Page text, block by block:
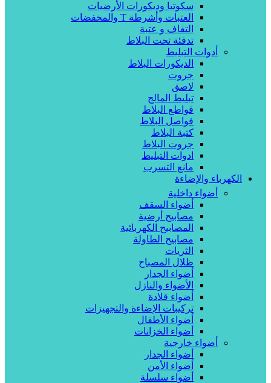
سكوتيا وديكورات الأرضيات
العتبات وأشرطة T والمخفضات
التفاف و عتبة
تدفئة تحت البلاط
أدوات التبليط
الديكورات البلاط
جروت
لاصق
تبليط المالج
قواطع البلاط
فواصل البلاط
كتبة البلاط
جروت البلاط
ادوات التبليط
مانع التسرب
الكهرباء والإضاءة
أضواء داخلية
أضواء السقف
مصابيح أرضية
المصابيح الكهربائية
مصابيح الطاولة
الثريات
ظلال المصباح
أضواء الجدار
الأضواء والنازل
أضواء قلادة
تركيبات الإضاءة والتجهيزات
أضواء الأطفال
أضواء الخزانات
أضواء خارجية
أضواء الجدار
أضواء الأمن
أضواء سلسلة